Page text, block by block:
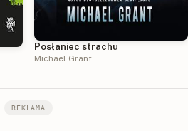
Posłaniec strachu
Michael Grant
REKLAMA